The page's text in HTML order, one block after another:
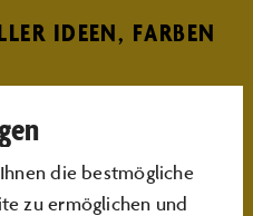
IDEEN, FARBEN
steht
die bestmögliche
zu ermöglichen und